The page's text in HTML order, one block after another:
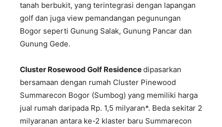
tanah berbukit, yang terintegrasi dengan lapangan
golf dan juga view pemandangan pegunungan
Bogor seperti Gunung Salak, Gunung Pancar dan
Gunung Gede.
Cluster Rosewood Golf Residencedipasarkan
bersamaan dengan rumah Cluster Pinewood
Summarecon Bogor (Sumbog) yang memiliki harga
jual rumah daripada Rp. 1,5 milyaran*. Beda sekitar 2
milyaranan antara ke-2 klaster baru Summarecon